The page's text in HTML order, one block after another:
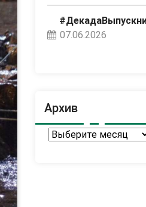
07.06.2026
Архив
Архив